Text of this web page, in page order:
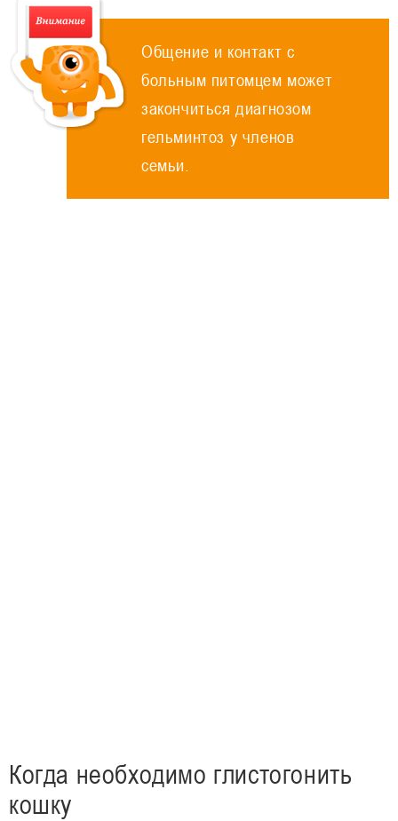
Общение и контакт с
больным питомцем может
закончиться диагнозом
гельминтоз у членов
семьи.
Когда необходимо глистогонить
кошку